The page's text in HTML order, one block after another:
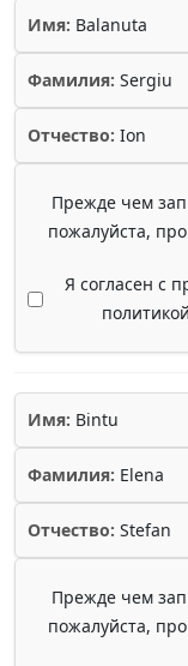
Имя: Balanuta
Фамилия: Sergiu
Отчество: Ion
Прежде чем
пожалуйста,
Я согласен с
Имя: Bintu
Фамилия: Elena
Отчество: Stefan
Прежде чем
пожалуйста,